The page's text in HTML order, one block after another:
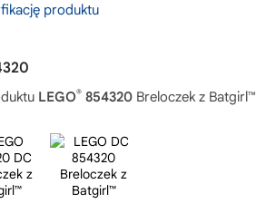
produktu
LEGO® 854320 Breloczek z Batgirl™